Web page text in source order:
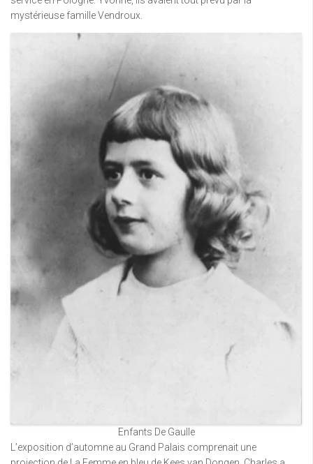
mystérieuse famille Vendroux.
Enfants De Gaulle
L’exposition d’automne au Grand Palais comprenait une